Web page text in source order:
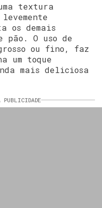
textura
os demais
pão. O uso de
ou fino, faz
um toque
mais deliciosa
PUBLICIDADE